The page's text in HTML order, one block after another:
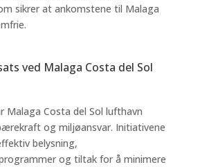
sikrer at ankomstene til Malaga
ved Malaga Costa del Sol
Malaga Costa del Sol lufthavn
og miljøansvar. Initiativene
belysning,
og tiltak for å minimere